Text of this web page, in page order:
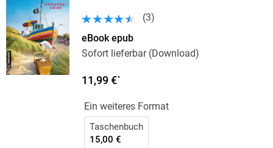
(3)
eBook epub
Sofort lieferbar (Download)
11,99 €*
Ein weiteres Format
Taschenbuch
15,00 €